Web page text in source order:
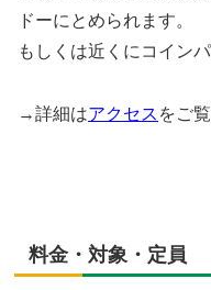
ドーにとめられます。
もしくは近くにコイン
→詳細はアクセス をご
料金・対象・定員